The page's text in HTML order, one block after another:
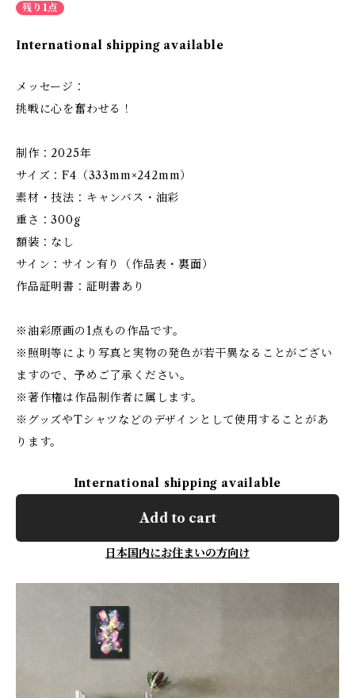
残り1点
International shipping available
メッセージ：
挑戦に心を奮わせる！
制作：2025年
サイズ：F4（333mm×242mm）
素材・技法：キャンバス・油彩
重さ：300g
額装：なし
サイン：サイン有り（作品表・裏面）
作品証明書：証明書あり
※油彩原画の1点もの作品です。
※照明等により写真と実物の発色が若干異なることがござい
ますので、予めご了承ください。
※著作権は作品制作者に属します。
※グッズやTシャツなどのデザインとして使用することがあ
ります。
International shipping available
Add to cart
日本国内にお住まいの方向け